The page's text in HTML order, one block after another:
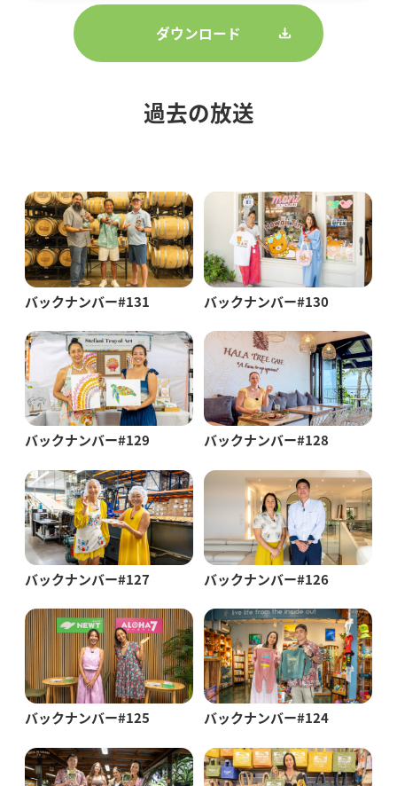
ダウンロード
過去の放送
バックナンバー#131 バックナンバー#130
バックナンバー#129 バックナンバー#128
バックナンバー#127 バックナンバー#126
バックナンバー#125 バックナンバー#124